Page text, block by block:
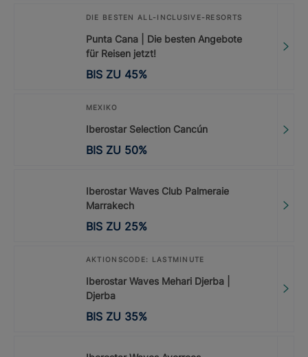
DIE BESTEN ALL-INCLUSIVE-RESORTS
Punta Cana | Die besten Angebote
für Reisen jetzt!
BIS ZU 45%
MEXIKO
Iberostar Selection Cancún
BIS ZU 50%
Iberostar Waves Club Palmeraie
Marrakech
BIS ZU 25%
AKTIONSCODE: LASTMINUTE
Iberostar Waves Mehari Djerba |
Djerba
BIS ZU 35%